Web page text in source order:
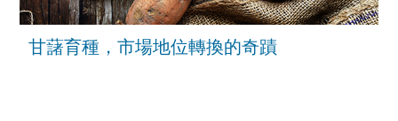
甘藷育種，市場地位轉換的奇蹟